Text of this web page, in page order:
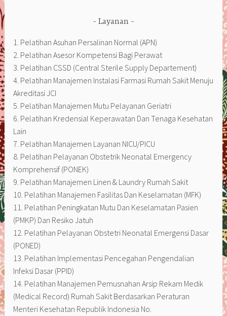
Layanan
1. Pelatihan Asuhan Persalinan Normal (APN)
2. Pelatihan Asesor Kompetensi Bagi Perawat
3. Pelatihan CSSD (Central Sterile Supply Departement)
4. Pelatihan Manajemen Instalasi Farmasi Rumah Sakit Menuju
Akreditasi JCI
5. Pelatihan Manajemen Mutu Pelayanan Geriatri
6. Pelatihan Kredensial Keperawatan Dan Tenaga Kesehatan
Lain
7. Pelatihan Manajemen Layanan NICU/PICU
8. Pelatihan Pelayanan Obstetrik Neonatal Emergency
Komprehensif (PONEK)
9. Pelatihan Manajemen Linen & Laundry Rumah Sakit
10. Pelatihan Manajemen Fasilitas Dan Keselamatan (MFK)
11. Pelatihan Peningkatan Mutu Dan Keselamatan Pasien
(PMKP) Dan Resiko Jatuh
12. Pelatihan Pelayanan Obstetri Neonatal Emergensi Dasar
(PONED)
13. Pelatihan Implementasi Pencegahan Pengendalian
Infeksi Dasar (PPID)
14. Pelatihan Manajemen Pemusnahan Arsip Rekam Medik
(Medical Record) Rumah Sakit Berdasarkan Peraturan
Menteri Kesehatan Republik Indonesia No.